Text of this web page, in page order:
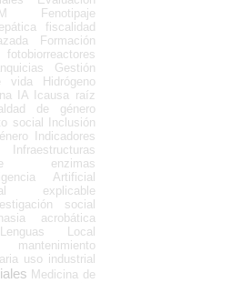
Fenotipaje
fiscalidad
Formación
fotobiorreactores
Gestión
vida
Hidrógeno
IA
Icausa raíz
de género
social
Inclusión
Indicadores
Infraestructuras
enzimas
Artificial
explicable
social
acrobática
Lenguas
Local
mantenimiento
uso industrial
Medicina de